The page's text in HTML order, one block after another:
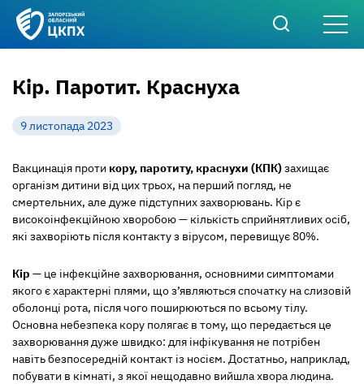
Кір. Паротит. Краснуха
9 листопада 2023
Вакцинація проти кору, паротиту, краснухи (КПК)захищає
організм дитини від цих трьох, на перший погляд, не
смертельних, але дуже підступних захворювань. Кір є
високоінфекційною хворобою — кількість сприйнятливих осіб,
які захворіють після контакту з вірусом, перевищує 80%.
Кір — це інфекційне захворювання, основними симптомами
якого є характерні плями, що з’являються спочатку на слизовій
оболонці рота, після чого поширюються по всьому тілу.
Основна небезпека кору полягає в тому, що передається це
захворювання дуже швидко: для інфікування не потрібен
навіть безпосередній контакт із носієм. Достатньо, наприклад,
побувати в кімнаті, з якої нещодавно вийшла хвора людина.